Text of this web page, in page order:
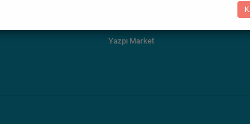
Yazpı Market